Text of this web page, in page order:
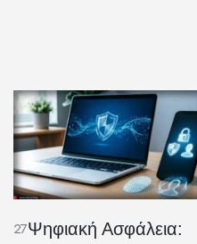
27Ψηφιακή Ασφάλεια: